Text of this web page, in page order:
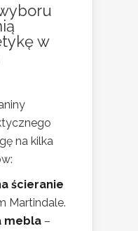
w
na kilka
ścieranie
Martindale.
mebla –